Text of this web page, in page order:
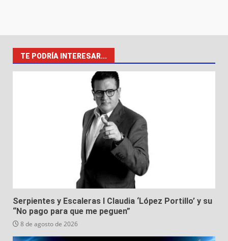
TE PODRÍA INTERESAR...
Serpientes y Escaleras I Claudia ‘López Portillo’ y su
“No pago para que me peguen”
8 de agosto de 2026